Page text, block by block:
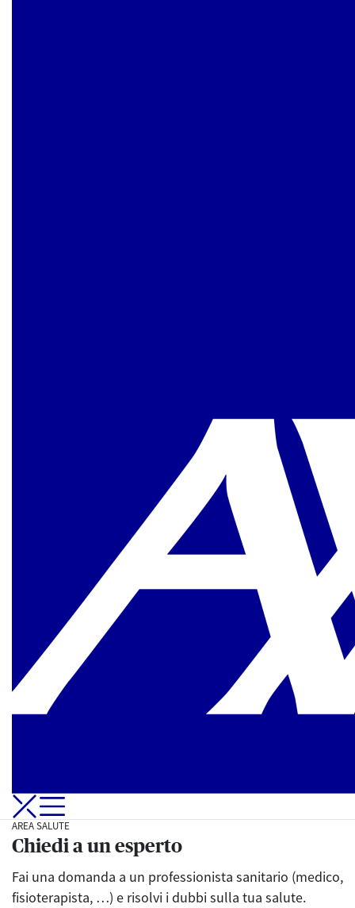
Apri-Chiudi Menu di navigazione
AREA SALUTE
Chiedi a un esperto
Fai una domanda a un professionista sanitario (medico,
fisioterapista, …) e risolvi i dubbi sulla tua salute.